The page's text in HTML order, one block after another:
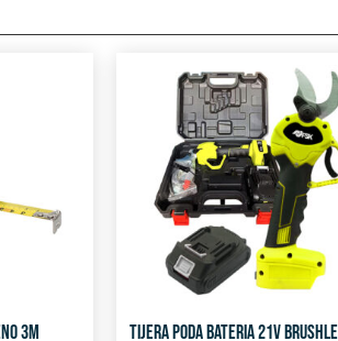
3M
TIJERA PODA BATERIA 21V